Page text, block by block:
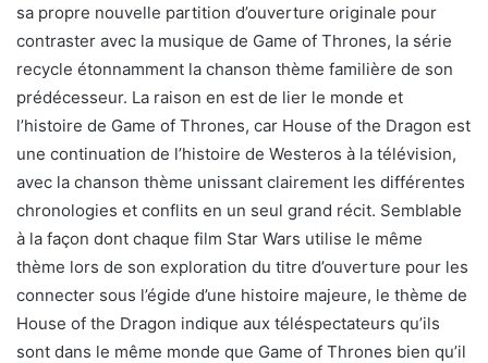
sa propre nouvelle partition d’ouverture originale pour
contraster avec la musique de Game of Thrones, la série
recycle étonnamment la chanson thème familière de son
prédécesseur. La raison en est de lier le monde et
l’histoire de Game of Thrones, car House of the Dragon est
une continuation de l’histoire de Westeros à la télévision,
avec la chanson thème unissant clairement les différentes
chronologies et conflits en un seul grand récit. Semblable
à la façon dont chaque film Star Wars utilise le même
thème lors de son exploration du titre d’ouverture pour les
connecter sous l’égide d’une histoire majeure, le thème de
House of the Dragon indique aux téléspectateurs qu’ils
sont dans le même monde que Game of Thrones bien qu’il